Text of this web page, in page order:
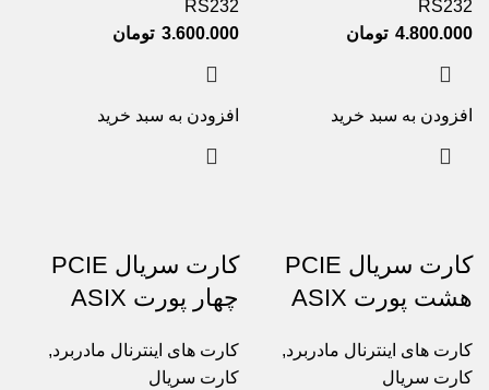
RS232
4.800.000 تومان
افزودن به سبد خرید
RS232
3.600.000 تومان
افزودن به سبد خرید
کارت سریال PCIE
هشت پورت ASIX
کارت های اینترنال مادربرد,
کارت سریال
کارت سریال PCIE
چهار پورت ASIX
کارت های اینترنال مادربرد,
کارت سریال